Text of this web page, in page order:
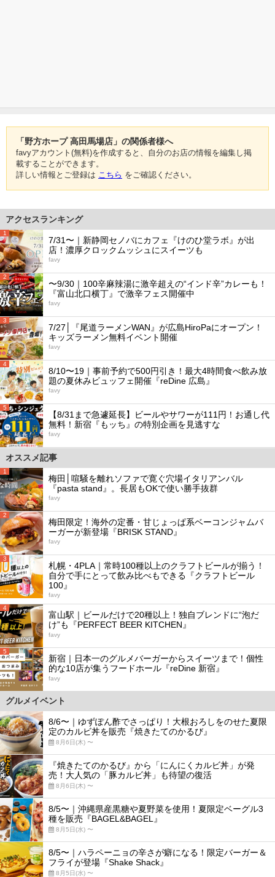
「野方ホープ 高田馬場店」の関係者様へ
favyアカウント(無料)を作成すると、自分のお店の情報を編集し掲
載することができます。
詳しい情報とご登録は こちら をご確認ください。
アクセスランキング
1
7/31〜｜新静岡セノバにカフェ『けのひ堂ラボ』が出
店！濃厚クロックムッシュにスイーツも
favy
2
〜9/30｜100辛麻辣湯に激辛超えの“インド辛”カレーも！
『富山北口横丁』で激辛フェス開催中
favy
3
7/27│『尾道ラーメンWAN』が広島HiroPaにオープン！
キッズラーメン無料イベント開催
favy
4
8/10〜19｜事前予約で500円引き！最大4時間食べ飲み放
題の夏休みビュッフェ開催『reDine 広島』
favy
5
【8/31まで急遽延長】ビールやサワーが111円！お通し代
無料！新宿『もッち』の特別企画を見逃すな
favy
オススメ記事
1
梅田│喧騒を離れソファで寛ぐ穴場イタリアンバル
『pasta stand』。長居もOKで使い勝手抜群
favy
2
梅田限定！海外の定番・甘じょっぱ系ベーコンジャムバ
ーガーが新登場『BRISK STAND』
favy
3
札幌・4PLA｜常時100種以上のクラフトビールが揃う！
自分で手にとって飲み比べもできる『クラフトビール
100』
favy
4
富山駅｜ビールだけで20種以上！独自ブレンドに“泡だ
け”も『PERFECT BEER KITCHEN』
favy
5
新宿｜日本一のグルメバーガーからスイーツまで！個性
的な10店が集うフードホール『reDine 新宿』
favy
グルメイベント
8/6〜｜ゆずぽん酢でさっぱり！大根おろしをのせた夏限
定のカルビ丼を販売『焼きたてのかるび』
8月6日(木) 〜
『焼きたてのかるび』から「にんにくカルビ丼」が発
売！大人気の「豚カルビ丼」も待望の復活
8月6日(木) 〜
8/5〜｜沖縄県産黒糖や夏野菜を使用！夏限定ベーグル3
種を販売『BAGEL&BAGEL』
8月5日(水) 〜
8/5〜｜ハラペーニョの辛さが癖になる！限定バーガー＆
フライが登場『Shake Shack』
8月5日(水) 〜